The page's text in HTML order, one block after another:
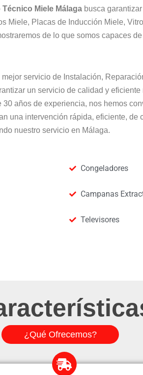
Miele Málaga busca
Miele, Placas de Inducción Miele,
de lo que somos capaces
servicio de Instalación,
un servicio de calidad y
años de experiencia, nos hemos
una intervención rápida, eficiente,
nuestro servicio en Málaga.
Congeladores
Campanas
Televisores
¿Qué Ofrecemos?